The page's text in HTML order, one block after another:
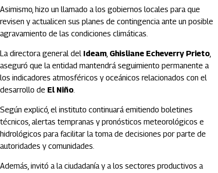
Asimismo, hizo un llamado a los gobiernos locales para que
revisen y actualicen sus planes de contingencia ante un posible
agravamiento de las condiciones climáticas.
La directora general del Ideam, Ghisliane Echeverry Prieto,
aseguró que la entidad mantendrá seguimiento permanente a
los indicadores atmosféricos y oceánicos relacionados con el
desarrollo de El Niño.
Según explicó, el instituto continuará emitiendo boletines
técnicos, alertas tempranas y pronósticos meteorológicos e
hidrológicos para facilitar la toma de decisiones por parte de
autoridades y comunidades.
Además, invitó a la ciudadanía y a los sectores productivos a